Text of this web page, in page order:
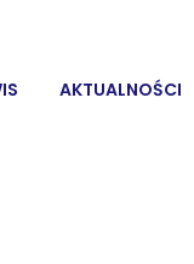
AKTUALNOŚCI